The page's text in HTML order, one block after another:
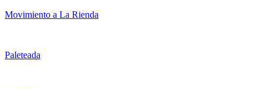
Movimiento a La Rienda
Paleteada